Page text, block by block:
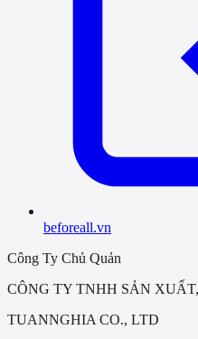
beforeall.vn
Công Ty Chủ Quản
CÔNG TY TNHH SẢN
TUANNGHIA CO., LTD